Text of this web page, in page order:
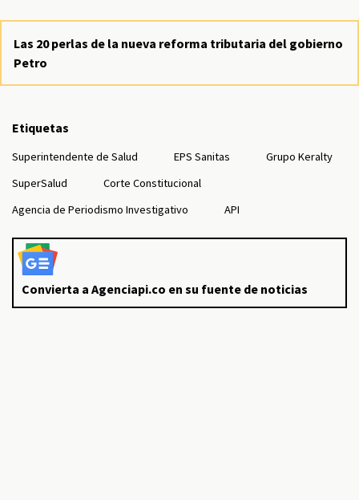
Las 20 perlas de la nueva reforma tributaria del gobierno
Petro
Etiquetas
Superintendente de Salud EPS Sanitas
Grupo Keralty
SuperSalud
Corte Constitucional
Agencia de Periodismo Investigativo
API
Convierta a Agenciapi.co en su fuente de noticias